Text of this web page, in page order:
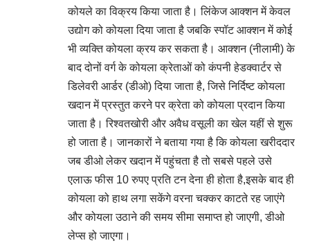
कोयले का विक्रय किया जाता है। लिंकेज आक्शन में केवल
उद्योग को कोयला दिया जाता है जबकि स्पॉट आक्शन में कोई
भी व्यक्ति कोयला क्रय कर सकता है। आक्शन (नीलामी) के
बाद दोनों वर्ग के कोयला क्रेताओं को कंपनी हेडक्वार्टर से
डिलेवरी आर्डर (डीओ) दिया जाता है, जिसे निर्दिष्ट कोयला
खदान में प्रस्तुत करने पर क्रेता को कोयला प्रदान किया
जाता है। रिश्वतखोरी और अवैध वसूली का खेल यहीं से शुरू
हो जाता है। जानकारों ने बताया गया है कि कोयला खरीददार
जब डीओ लेकर खदान में पहुंचता है तो सबसे पहले उसे
एलाऊ फीस 10 रुपए प्रति टन देना ही होता है,इसके बाद ही
कोयला को हाथ लगा सकेंगे वरना चक्कर काटते रह जाएंगे
और कोयला उठाने की समय सीमा समाप्त हो जाएगी, डीओ
लेप्स हो जाएगा।